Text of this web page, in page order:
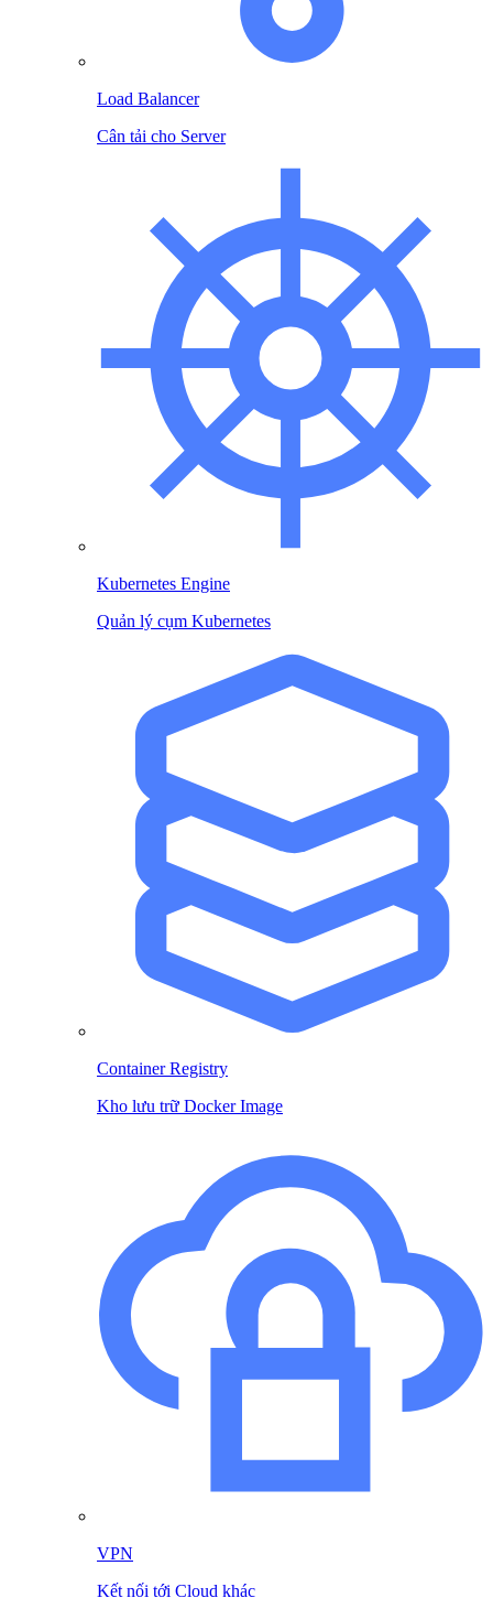
Load Balancer
Cân tải cho Server
Kubernetes Engine
Quản lý cụm Kubernetes
Container Registry
Kho lưu trữ Docker Image
VPN
Kết nối tới Cloud khác